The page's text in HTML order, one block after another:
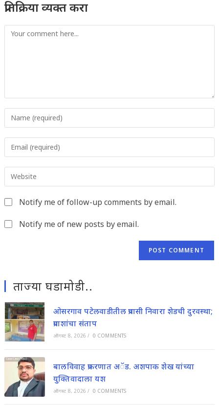
प्रतिक्रिया व्यक्त करा
Comment
your
username
to
comment
your
address
toyour
URL
Notify me of follow-up comments by email.
Notify me of new posts by email.
ताज्या घडामोडी..
ओसरगाव पटेलवाडीतील प्रवासी निवारा शेडची दुरवस्था;
प्रवाशांचा संताप
ऑगस्ट 8, 2026 / 0 COMMENTS
बालविवाह प्रकरणात अॅड. अशपाक शेख यांच्या
युक्तिवादाला यश
ऑगस्ट 8, 2026 / 0 COMMENTS